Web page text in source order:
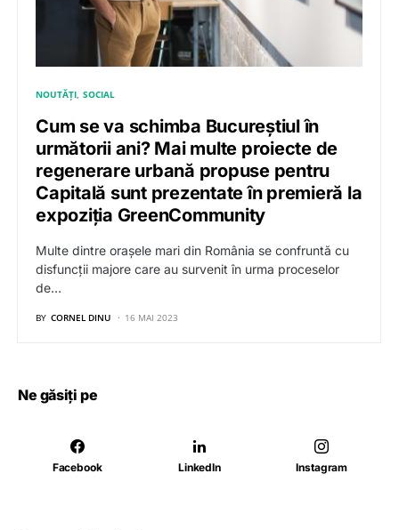
NOUTĂȚI SOCIAL
Cum se va schimba Bucureștiul în
următorii ani? Mai multe proiecte de
regenerare urbană propuse pentru
Capitală sunt prezentate în premieră la
expoziția GreenCommunity
Multe dintre orașele mari din România se confruntă cu
disfuncții majore care au survenit în urma proceselor
de…
BY CORNEL DINU 16 MAI 2023
Ne găsiți pe
Facebook LinkedIn Instagram